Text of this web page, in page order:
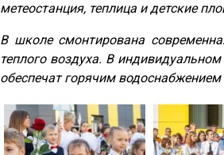
метеостанция, теплица и детские
В школе смонтирована
теплого воздуха. В
обеспечат горячим